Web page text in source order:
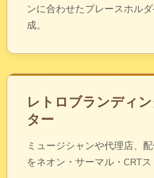
ンに合わせたプレースホル
成。
レトロブランディ
ター
ミュージシャンや代理店、
をネオン・サーマル・CRTス